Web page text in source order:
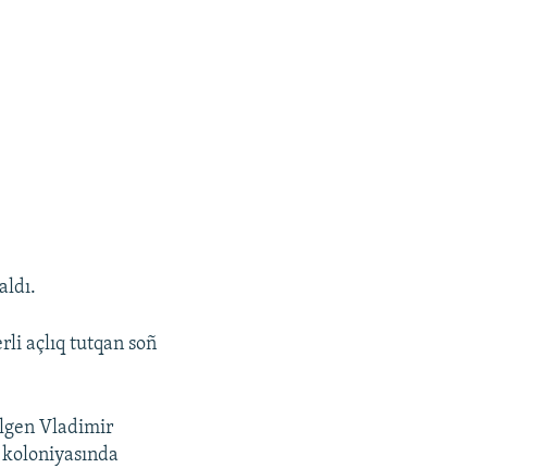
açlıq tutqan soñ
Vladimir